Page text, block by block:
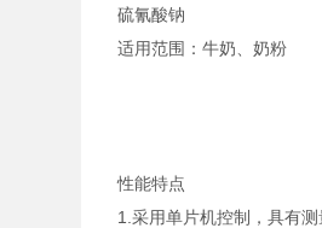
硫氰酸钠
适用范围：牛奶、奶粉
性能特点
1.采用单片机控制，具有